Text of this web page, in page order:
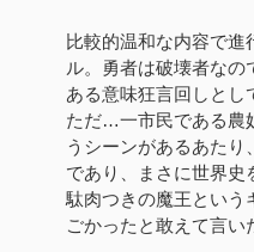
比較的温和な内容で進
ル。勇者は破壊者なの
ある意味狂言回しとし
ただ…一市民である農
うシーンがあるあた
であり、まさに世界史
駄肉つきの魔王という
ごかったと敢えて言い